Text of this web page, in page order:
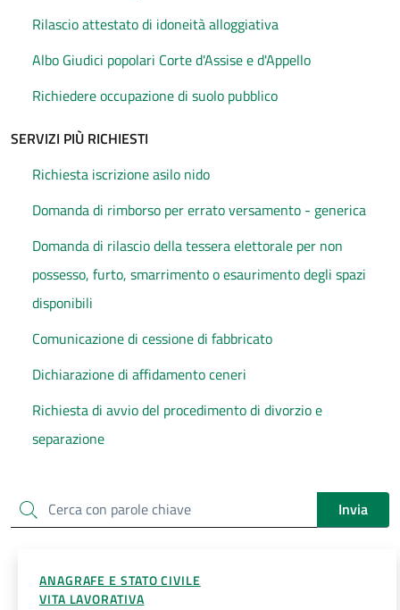
Cerca Invia
ANAGRAFE E STATO CIVILE
VITA LAVORATIVA
Rilascio attestato di idoneità alloggiativa
Albo Giudici popolari Corte d'Assise e d'Appello
Richiedere occupazione di suolo pubblico
SERVIZI PIÙ RICHIESTI
Richiesta iscrizione asilo nido
Domanda di rimborso per errato versamento - generica
Domanda di rilascio della tessera elettorale per non
possesso, furto, smarrimento o esaurimento degli spazi
disponibili
Comunicazione di cessione di fabbricato
Dichiarazione di affidamento ceneri
Richiesta di avvio del procedimento di divorzio e
separazione